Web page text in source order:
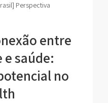
Perspectiva
entre
saúde:
no